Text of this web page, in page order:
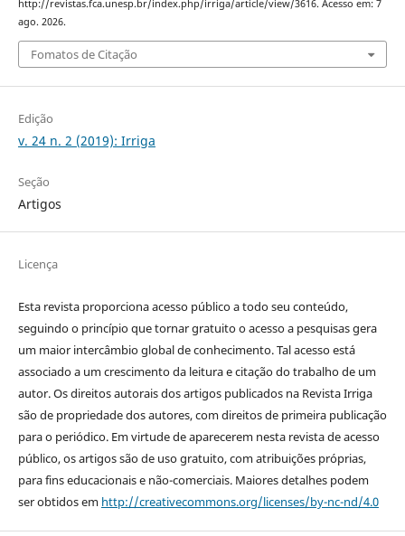
http://revistas.fca.unesp.br/index.php/irriga/article/view/3616. Acesso em: 7
ago. 2026.
Fomatos de Citação
Edição
v. 24 n. 2 (2019): Irriga
Seção
Artigos
Licença
Esta revista proporciona acesso público a todo seu conteúdo,
seguindo o princípio que tornar gratuito o acesso a pesquisas gera
um maior intercâmbio global de conhecimento. Tal acesso está
associado a um crescimento da leitura e citação do trabalho de um
autor. Os direitos autorais dos artigos publicados na Revista Irriga
são de propriedade dos autores, com direitos de primeira publicação
para o periódico. Em virtude de aparecerem nesta revista de acesso
público, os artigos são de uso gratuito, com atribuições próprias,
para fins educacionais e não-comerciais. Maiores detalhes podem
ser obtidos em http://creativecommons.org/licenses/by-nc-nd/4.0